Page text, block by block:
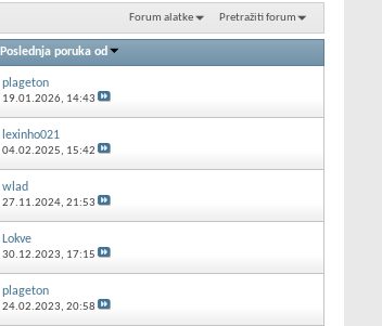
Forum alatke Pretražiti forum
Poslednja poruka od
plageton
19.01.2026, 14:43
lexinho021
04.02.2025, 15:42
wlad
27.11.2024, 21:53
Lokve
30.12.2023, 17:15
plageton
24.02.2023, 20:58